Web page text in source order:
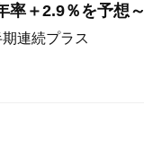
率＋2.9％を予想～
連続プラス